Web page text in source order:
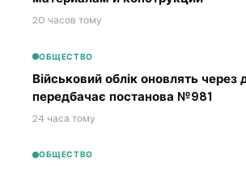
20 часов тому
ОБЩЕСТВО
Військовий облік оновлять
передбачає постанова №981
24 часа тому
ОБЩЕСТВО